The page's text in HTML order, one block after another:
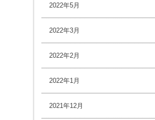
2022年5月
2022年3月
2022年2月
2022年1月
2021年12月